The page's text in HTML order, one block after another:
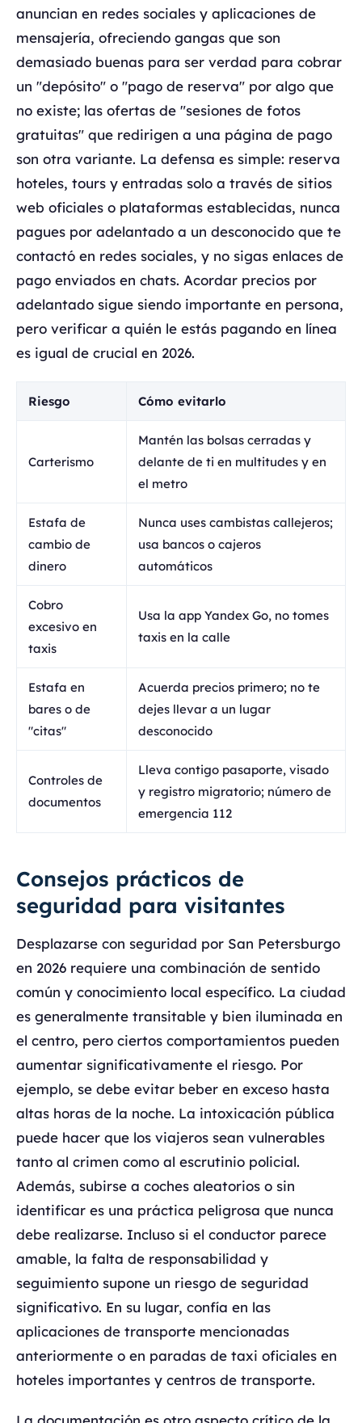
anuncian en redes sociales y aplicaciones de
mensajería, ofreciendo gangas que son
demasiado buenas para ser verdad para cobrar
un "depósito" o "pago de reserva" por algo que
no existe; las ofertas de "sesiones de fotos
gratuitas" que redirigen a una página de pago
son otra variante. La defensa es simple: reserva
hoteles, tours y entradas solo a través de sitios
web oficiales o plataformas establecidas, nunca
pagues por adelantado a un desconocido que te
contactó en redes sociales, y no sigas enlaces de
pago enviados en chats. Acordar precios por
adelantado sigue siendo importante en persona,
pero verificar a quién le estás pagando en línea
es igual de crucial en 2026.
Riesgo Cómo evitarlo
Carterismo
Mantén las bolsas cerradas y
delante de ti en multitudes y en
el metro
Estafa de
cambio de
dinero
Nunca uses cambistas callejeros;
usa bancos o cajeros
automáticos
Cobro
excesivo en
taxis
Usa la app Yandex Go, no tomes
taxis en la calle
Estafa en
bares o de
"citas"
Acuerda precios primero; no te
dejes llevar a un lugar
desconocido
Controles de
documentos
Lleva contigo pasaporte, visado
y registro migratorio; número de
emergencia 112
Consejos prácticos de
seguridad para visitantes
Desplazarse con seguridad por San Petersburgo
en 2026 requiere una combinación de sentido
común y conocimiento local específico. La ciudad
es generalmente transitable y bien iluminada en
el centro, pero ciertos comportamientos pueden
aumentar significativamente el riesgo. Por
ejemplo, se debe evitar beber en exceso hasta
altas horas de la noche. La intoxicación pública
puede hacer que los viajeros sean vulnerables
tanto al crimen como al escrutinio policial.
Además, subirse a coches aleatorios o sin
identificar es una práctica peligrosa que nunca
debe realizarse. Incluso si el conductor parece
amable, la falta de responsabilidad y
seguimiento supone un riesgo de seguridad
significativo. En su lugar, confía en las
aplicaciones de transporte mencionadas
anteriormente o en paradas de taxi oficiales en
hoteles importantes y centros de transporte.